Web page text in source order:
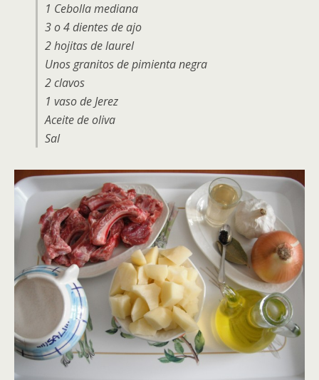
1 Cebolla mediana
3 o 4 dientes de ajo
2 hojitas de laurel
Unos granitos de pimienta negra
2 clavos
1 vaso de Jerez
Aceite de oliva
Sal